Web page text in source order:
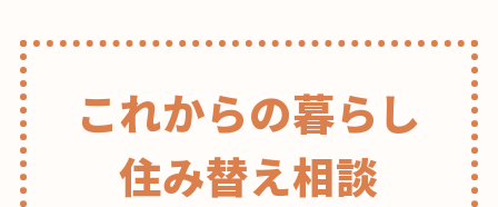
これからの暮らし
住み替え相談